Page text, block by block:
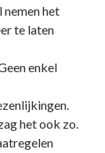
het
te laten
enkel
het ook zo.